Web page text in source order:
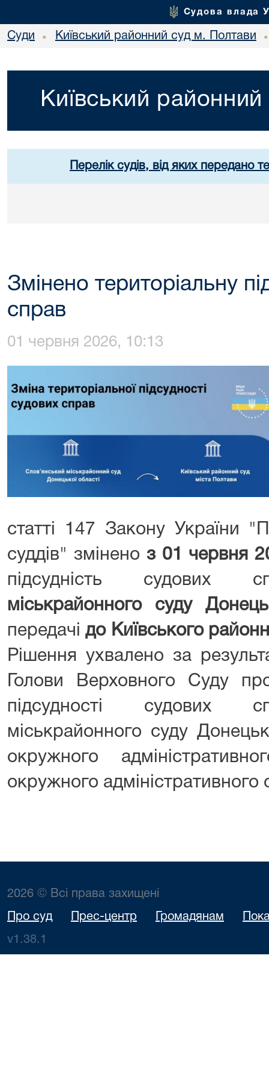
Судова влада
Суди • Київський районний суд м. Полтави •
Київський
Перелік судів, від яких передано
Змінено територіальну
справ
01 червня 2026, 10:13
статті 147 Закону України
суддів" змінено з 01 червня
підсудність
міськрайонного суду
передачідо Київського
Рішення ухвалено за
Голови Верховного Суду
підсудності судових
міськрайонного суду
окружного
окружного адміністративного
2026 © Всі права захищені
Про суд Прес-центр Громадянам
v1.38.1